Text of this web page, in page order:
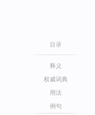
目录
释义
权威词典
用法
例句